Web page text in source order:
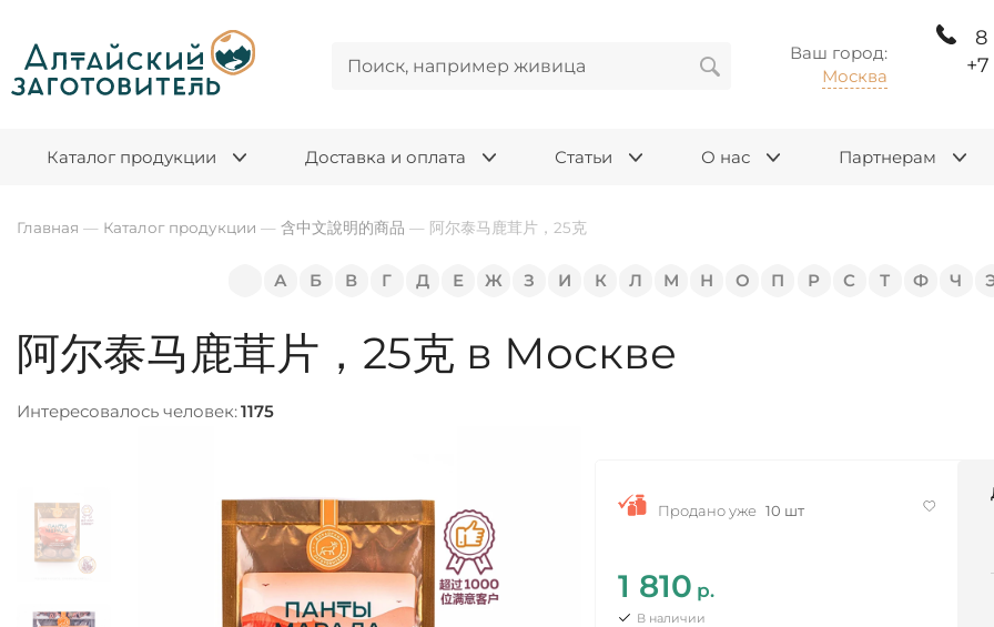
Ваш город:
Москва
8
Каталог продукции Доставка и оплата Статьи О нас Партнерам
Главная — Каталог продукции — 含中文說明的商品 — 阿尔泰马鹿茸片，25克
А Б В Г Д Е Ж З И К Л М Н О П Р С Т Ф Ч
阿尔泰马鹿茸片，25克 в Москве
Интересовалось человек:1175
Продано уже 10 шт
1 810 р.
В наличии